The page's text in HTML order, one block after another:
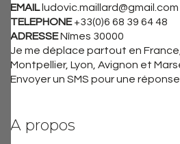
EMAIL ludovic.maillard@gmail.com
TELEPHONE+33(0)6 68 39 64 48
ADRESSENîmes 30000
Je me déplace partout en
Montpellier, Lyon, Avignon et
Envoyer un SMS pour une
A propos